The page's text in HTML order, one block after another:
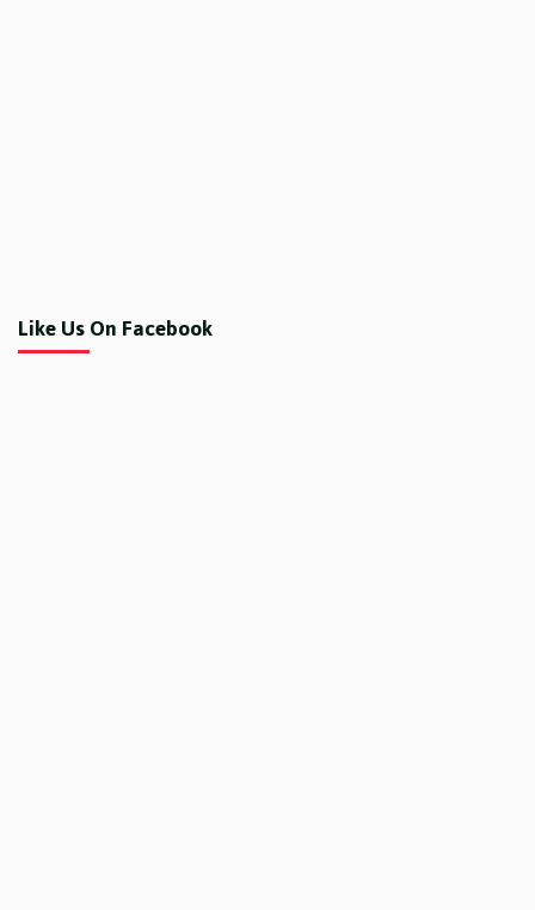
Like Us On Facebook